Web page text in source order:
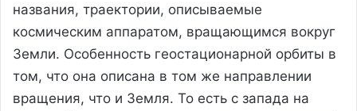
названия, траектории, описываемые
космическим аппаратом, вращающимся вокруг
Земли. Особенность геостационарной орбиты в
том, что она описана в том же направлении
вращения, что и Земля. То есть с запада на